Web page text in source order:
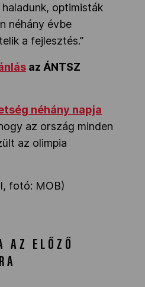
optimisták
néhány évbe
a fejlesztés.”
az ÁNTSZ
néhány napja
az ország minden
az olimpia
fotó: MOB)
AZ ELŐZŐ